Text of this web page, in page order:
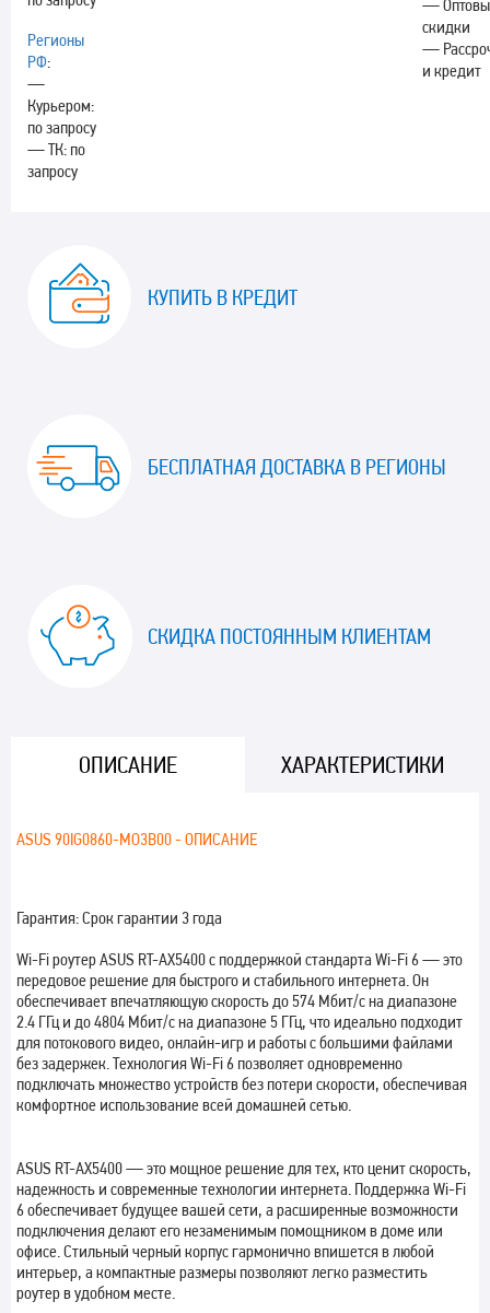
Регионы
РФ:
—
Курьером:
по запросу
— ТК: по
запросу
—
скидки
—
и кредит
КУПИТЬ В КРЕДИТ
БЕСПЛАТНАЯ ДОСТАВКА В РЕГИОНЫ
СКИДКА ПОСТОЯННЫМ КЛИЕНТАМ
ОПИСАНИЕ ХАРАКТЕРИСТИКИ
ASUS 90IG0860-MO3B00 - ОПИСАНИЕ
Гарантия: Срок гарантии 3 года
Wi-Fi роутер ASUS RT-AX5400 с поддержкой стандарта Wi-Fi 6 — это
передовое решение для быстрого и стабильного интернета. Он
обеспечивает впечатляющую скорость до 574 Мбит/с на диапазоне
2.4 ГГц и до 4804 Мбит/с на диапазоне 5 ГГц, что идеально подходит
для потокового видео, онлайн-игр и работы с большими файлами
без задержек. Технология Wi-Fi 6 позволяет одновременно
подключать множество устройств без потери скорости, обеспечивая
комфортное использование всей домашней сетью.
ASUS RT-AX5400 — это мощное решение для тех, кто ценит скорость,
надежность и современные технологии интернета. Поддержка Wi-Fi
6 обеспечивает будущее вашей сети, а расширенные возможности
подключения делают его незаменимым помощником в доме или
офисе. Стильный черный корпус гармонично впишется в любой
интерьер, а компактные размеры позволяют легко разместить
роутер в удобном месте.